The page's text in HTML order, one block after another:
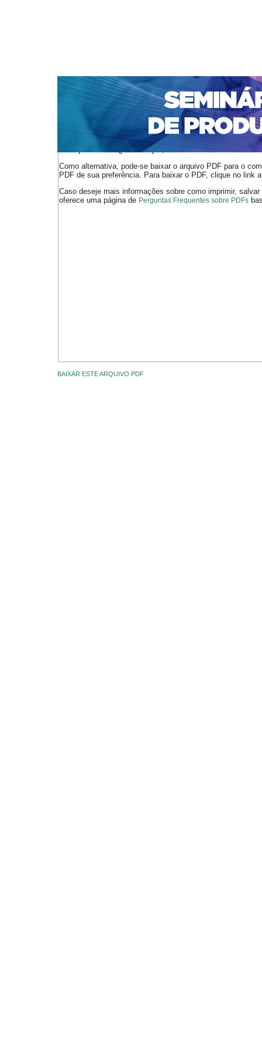
CAPA SOBRE ACESSO
NOTÍCIAS
PORTAL DE REVISTAS DA UNIFACS
v. 20, n. 1 (2021-2022)>Venas de Jesus
O arquivo PDF selecionado deve ser carregado no
de arquivos PDF (por exemplo, uma versão atual do
Como alternativa, pode-se baixar o arquivo PDF para o
PDF de sua preferência. Para baixar o PDF, clique no link
Caso deseje mais informações sobre como imprimir,
oferece uma página de Perguntas Frequentes sobre PDFs
BAIXAR ESTE ARQUIVO PDF